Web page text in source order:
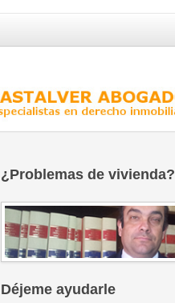
¿Problemas de vivienda?
Déjeme ayudarle